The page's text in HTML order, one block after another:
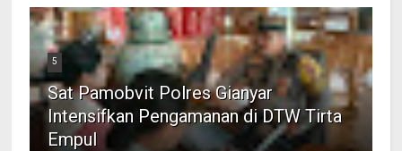
5
Sat Pamobvit Polres Gianyar
Intensifkan Pengamanan di DTW Tirta
Empul